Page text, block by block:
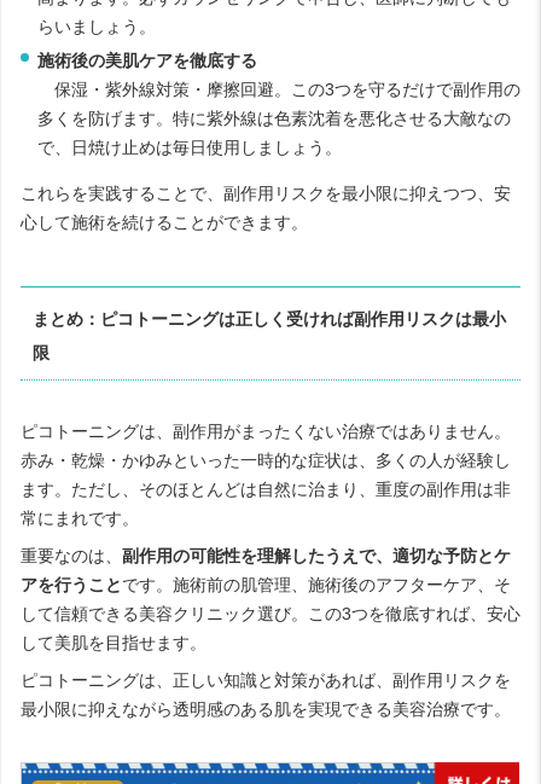
らいましょう。
施術後の美肌ケアを徹底する
保湿・紫外線対策・摩擦回避。この3つを守るだけで副作用の
多くを防げます。特に紫外線は色素沈着を悪化させる大敵なの
で、日焼け止めは毎日使用しましょう。
これらを実践することで、副作用リスクを最小限に抑えつつ、安
心して施術を続けることができます。
まとめ：ピコトーニングは正しく受ければ副作用リスクは最小
限
ピコトーニングは、副作用がまったくない治療ではありません。
赤み・乾燥・かゆみといった一時的な症状は、多くの人が経験し
ます。ただし、そのほとんどは自然に治まり、重度の副作用は非
常にまれです。
重要なのは、 副作用の可能性を理解したうえで、適切な予防とケ
アを行うことです。施術前の肌管理、施術後のアフターケア、そ
して信頼できる美容クリニック選び。この3つを徹底すれば、安心
して美肌を目指せます。
ピコトーニングは、正しい知識と対策があれば、副作用リスクを
最小限に抑えながら透明感のある肌を実現できる美容治療です。